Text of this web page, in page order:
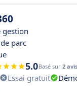
gestion
parc
5.0Basé sur 2 avis
Essai gratuit